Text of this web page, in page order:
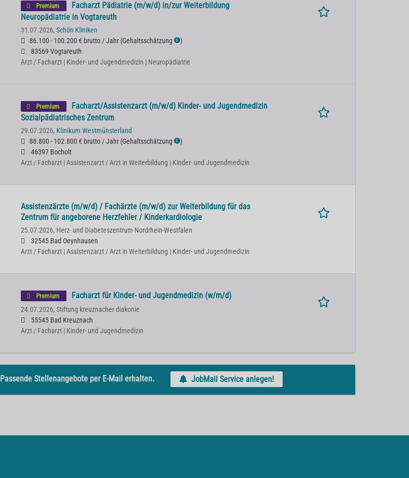
Premium
Facharzt Pädiatrie (m/w/d) in/zur Weiterbildung
Neuropädiatrie in Vogtareuth
31.07.2026, Schön Kliniken
86.100 - 100.200 € brutto / Jahr (Gehaltsschätzung ℹ )
83569 Vogtareuth
Arzt / Facharzt | Kinder- und Jugendmedizin | Neuropädiatrie
Premium
Facharzt/Assistenzarzt (m/w/d) Kinder- und Jugendmedizin
Sozialpädiatrisches Zentrum
29.07.2026, Klinikum Westmünsterland
88.800 - 102.800 € brutto / Jahr (Gehaltsschätzung ℹ )
46397 Bocholt
Arzt / Facharzt | Assistenzarzt / Arzt in Weiterbildung | Kinder- und Jugendmedizin
Assistenzärzte (m/w/d) / Fachärzte (m/w/d) zur Weiterbildung für das
Zentrum für angeborene Herzfehler / Kinderkardiologie
25.07.2026, Herz- und Diabeteszentrum Nordrhein-Westfalen
32545 Bad Oeynhausen
Arzt / Facharzt | Assistenzarzt / Arzt in Weiterbildung | Kinder- und Jugendmedizin
Premium Facharzt für Kinder- und Jugendmedizin (w/m/d)
24.07.2026, Stiftung kreuznacher diakonie
55545 Bad Kreuznach
Arzt / Facharzt | Kinder- und Jugendmedizin
Passende Stellenangebote per E-Mail erhalten. JobMail Service anlegen!